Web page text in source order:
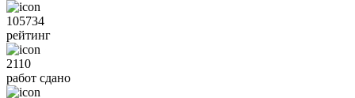
105734
рейтинг
2110
работ сдано